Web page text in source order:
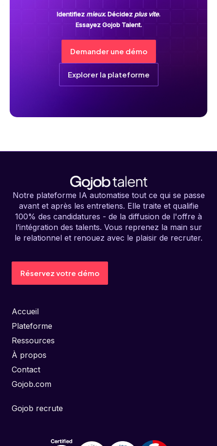
Identifiez mieux. Décidez plus vite.
Essayez Gojob Talent.
Demander une démo
Explorer la plateforme
Notre plateforme IA automatise tout ce qui se passe
avant et après les entretiens. Elle traite et qualifie
100% des candidatures - de la diffusion de l'offre à
l’intégration des talents. Vous reprenez la main sur
le relationnel et renouez avec le plaisir de recruter.
Réservez votre démo
Accueil
Plateforme
Ressources
À propos
Contact
Gojob.com
Gojob recrute